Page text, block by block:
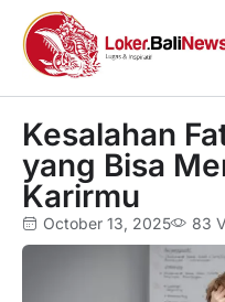
Kesalahan
yang Bisa
Karirmu
October 13, 2025 83